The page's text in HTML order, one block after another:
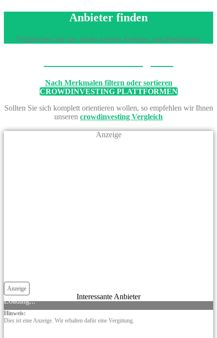
Anbieter finden
Vergleichen Sie hier direkt weitere Anbieter und Plattformen
Nach Merkmalen filtern oder sortieren
CROWDINVESTING PLATTFORMEN
Sollten Sie sich komplett orientieren wollen, so empfehlen wir Ihnen
unseren crowdinvesting Vergleich
Anzeige
Anzeige
Interessante Anbieter
Loading...
Hinweis:
Dies ist eine Anzeige. Wir erhalten dafür eine Vergütung.